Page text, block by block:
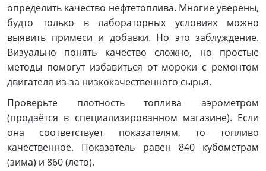
определить качество нефтетоплива. Многие уверены,
будто только в лабораторных условиях можно
выявить примеси и добавки. Но это заблуждение.
Визуально понять качество сложно, но простые
методы помогут избавиться от мороки с ремонтом
двигателя из-за низкокачественного сырья.
Проверьте плотность топлива аэрометром
(продаётся в специализированном магазине). Если
она соответствует показателям, то топливо
качественное. Показатель равен 840 кубометрам
(зима) и 860 (лето).